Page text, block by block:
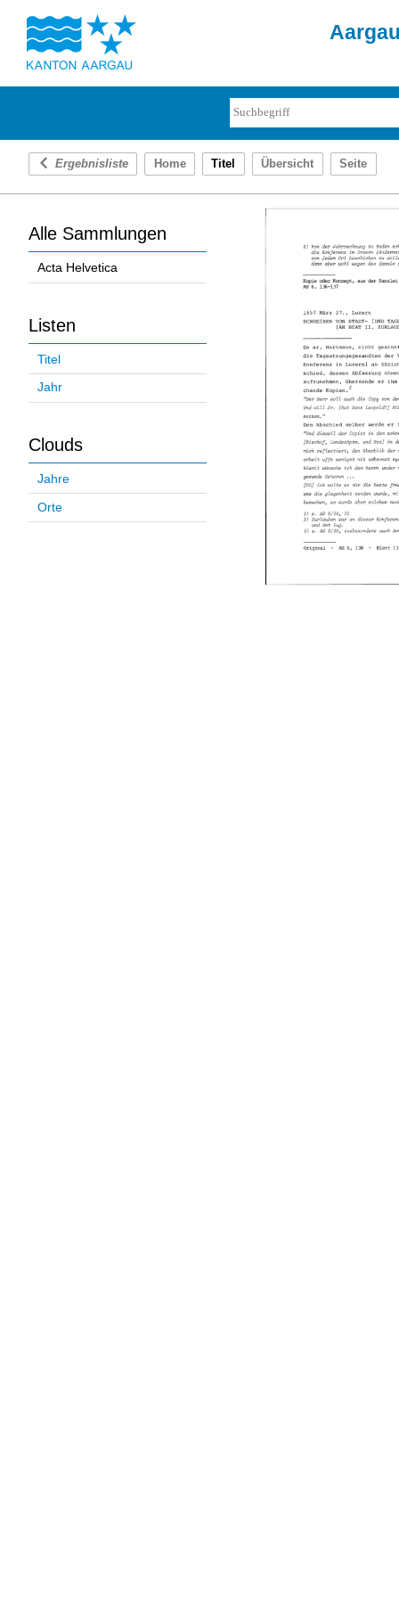
Ergebnisliste Home Titel Übersicht Seite
Alle Sammlungen
Acta Helvetica
Listen
Titel
Jahr
Clouds
Jahre
Orte